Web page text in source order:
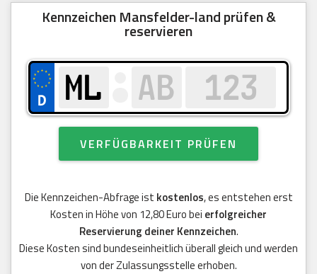
Kennzeichen Mansfelder-land prüfen &
reservieren
VERFÜGBARKEIT PRÜFEN
Die Kennzeichen-Abfrage ist kostenlos, es entstehen erst
Kosten in Höhe von 12,80 Euro bei erfolgreicher
Reservierung deiner Kennzeichen.
Diese Kosten sind bundeseinheitlich überall gleich und werden
von der Zulassungsstelle erhoben.